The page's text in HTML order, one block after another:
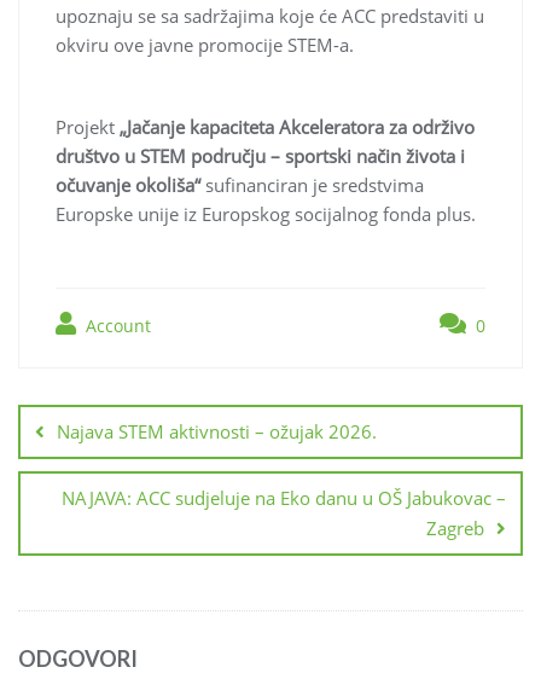
upoznaju se sa sadržajima koje će ACC predstaviti u
okviru ove javne promocije STEM-a.
Projekt „Jačanje kapaciteta Akceleratora za održivo
društvo u STEM području – sportski način života i
očuvanje okoliša“sufinanciran je sredstvima
Europske unije iz Europskog socijalnog fonda plus.
Account 0
objavaNajava STEM aktivnosti – ožujak 2026.
NAJAVA: ACC sudjeluje na Eko danu u OŠ Jabukovac –
Zagreb
ODGOVORI